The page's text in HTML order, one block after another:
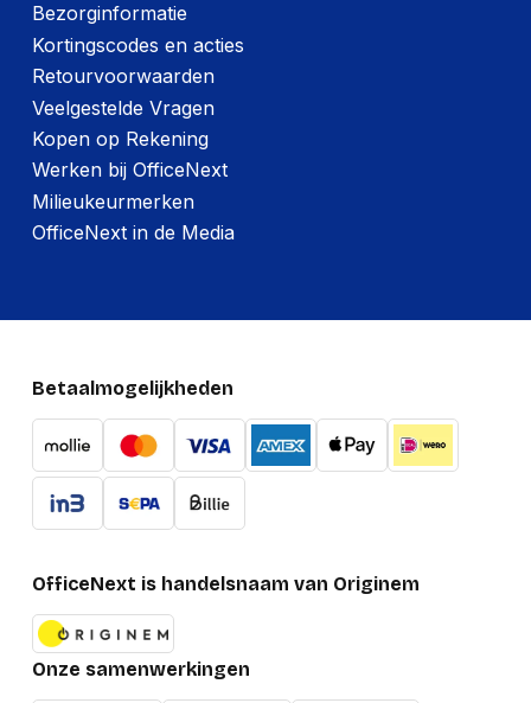
Bezorginformatie
Kortingscodes en acties
Retourvoorwaarden
Veelgestelde Vragen
Kopen op Rekening
Werken bij OfficeNext
Milieukeurmerken
OfficeNext in de Media
Betaalmogelijkheden
OfficeNext is handelsnaam van Originem
Onze samenwerkingen